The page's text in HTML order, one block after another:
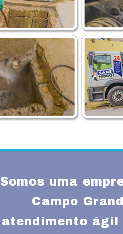
Somos uma
Campo
atendimento ágil